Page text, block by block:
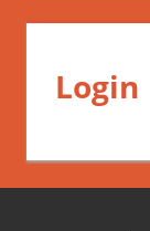
Login